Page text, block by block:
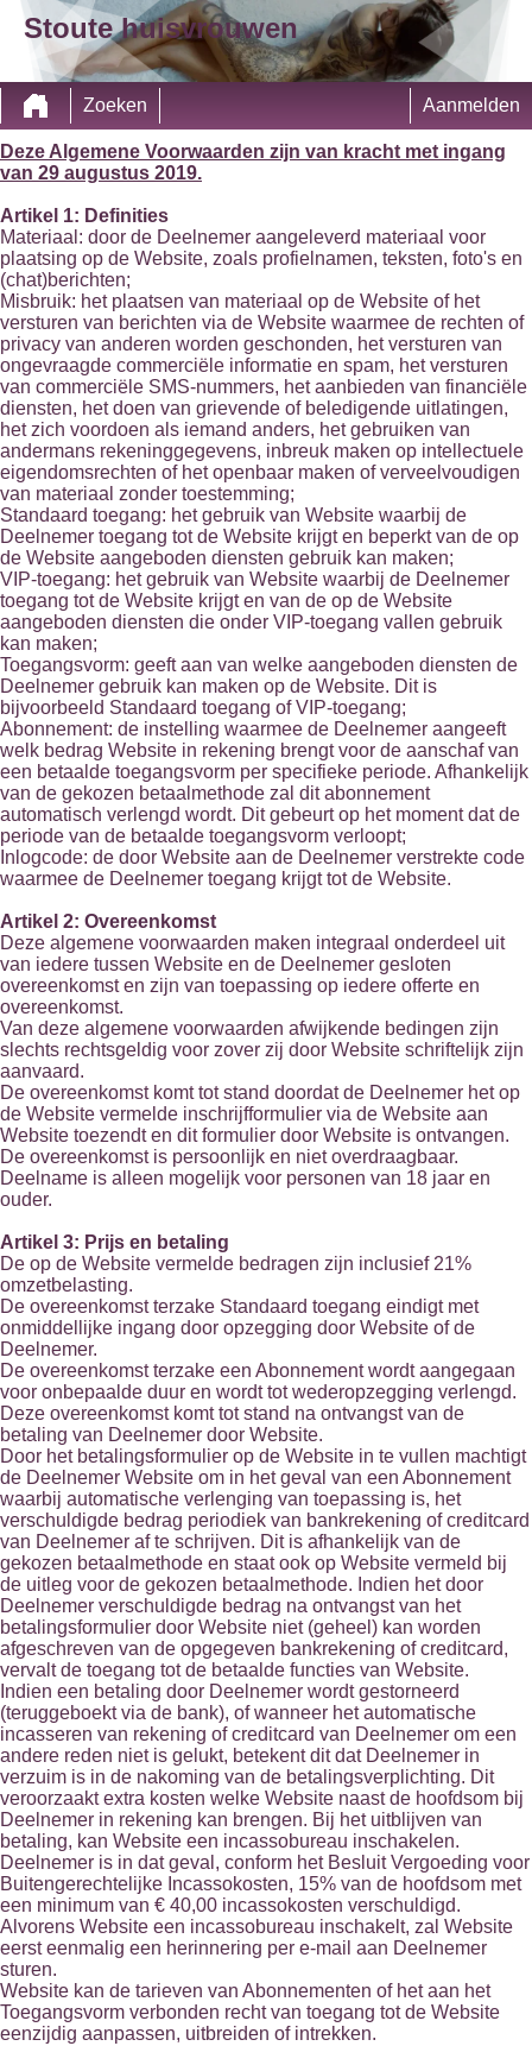
Stoute huisvrouwen
Zoeken Aanmelden
Deze Algemene Voorwaarden zijn van kracht met ingang
van 29 augustus 2019.
Artikel 1: Definities
Materiaal: door de Deelnemer aangeleverd materiaal voor
plaatsing op de Website, zoals profielnamen, teksten, foto's en
(chat)berichten;
Misbruik: het plaatsen van materiaal op de Website of het
versturen van berichten via de Website waarmee de rechten of
privacy van anderen worden geschonden, het versturen van
ongevraagde commerciële informatie en spam, het versturen
van commerciële SMS-nummers, het aanbieden van financiële
diensten, het doen van grievende of beledigende uitlatingen,
het zich voordoen als iemand anders, het gebruiken van
andermans rekeninggegevens, inbreuk maken op intellectuele
eigendomsrechten of het openbaar maken of verveelvoudigen
van materiaal zonder toestemming;
Standaard toegang: het gebruik van Website waarbij de
Deelnemer toegang tot de Website krijgt en beperkt van de op
de Website aangeboden diensten gebruik kan maken;
VIP-toegang: het gebruik van Website waarbij de Deelnemer
toegang tot de Website krijgt en van de op de Website
aangeboden diensten die onder VIP-toegang vallen gebruik
kan maken;
Toegangsvorm: geeft aan van welke aangeboden diensten de
Deelnemer gebruik kan maken op de Website. Dit is
bijvoorbeeld Standaard toegang of VIP-toegang;
Abonnement: de instelling waarmee de Deelnemer aangeeft
welk bedrag Website in rekening brengt voor de aanschaf van
een betaalde toegangsvorm per specifieke periode. Afhankelijk
van de gekozen betaalmethode zal dit abonnement
automatisch verlengd wordt. Dit gebeurt op het moment dat de
periode van de betaalde toegangsvorm verloopt;
Inlogcode: de door Website aan de Deelnemer verstrekte code
waarmee de Deelnemer toegang krijgt tot de Website.
Artikel 2: Overeenkomst
Deze algemene voorwaarden maken integraal onderdeel uit
van iedere tussen Website en de Deelnemer gesloten
overeenkomst en zijn van toepassing op iedere offerte en
overeenkomst.
Van deze algemene voorwaarden afwijkende bedingen zijn
slechts rechtsgeldig voor zover zij door Website schriftelijk zijn
aanvaard.
De overeenkomst komt tot stand doordat de Deelnemer het op
de Website vermelde inschrijfformulier via de Website aan
Website toezendt en dit formulier door Website is ontvangen.
De overeenkomst is persoonlijk en niet overdraagbaar.
Deelname is alleen mogelijk voor personen van 18 jaar en
ouder.
Artikel 3: Prijs en betaling
De op de Website vermelde bedragen zijn inclusief 21%
omzetbelasting.
De overeenkomst terzake Standaard toegang eindigt met
onmiddellijke ingang door opzegging door Website of de
Deelnemer.
De overeenkomst terzake een Abonnement wordt aangegaan
voor onbepaalde duur en wordt tot wederopzegging verlengd.
Deze overeenkomst komt tot stand na ontvangst van de
betaling van Deelnemer door Website.
Door het betalingsformulier op de Website in te vullen machtigt
de Deelnemer Website om in het geval van een Abonnement
waarbij automatische verlenging van toepassing is, het
verschuldigde bedrag periodiek van bankrekening of creditcard
van Deelnemer af te schrijven. Dit is afhankelijk van de
gekozen betaalmethode en staat ook op Website vermeld bij
de uitleg voor de gekozen betaalmethode. Indien het door
Deelnemer verschuldigde bedrag na ontvangst van het
betalingsformulier door Website niet (geheel) kan worden
afgeschreven van de opgegeven bankrekening of creditcard,
vervalt de toegang tot de betaalde functies van Website.
Indien een betaling door Deelnemer wordt gestorneerd
(teruggeboekt via de bank), of wanneer het automatische
incasseren van rekening of creditcard van Deelnemer om een
andere reden niet is gelukt, betekent dit dat Deelnemer in
verzuim is in de nakoming van de betalingsverplichting. Dit
veroorzaakt extra kosten welke Website naast de hoofdsom bij
Deelnemer in rekening kan brengen. Bij het uitblijven van
betaling, kan Website een incassobureau inschakelen.
Deelnemer is in dat geval, conform het Besluit Vergoeding voor
Buitengerechtelijke Incassokosten, 15% van de hoofdsom met
een minimum van € 40,00 incassokosten verschuldigd.
Alvorens Website een incassobureau inschakelt, zal Website
eerst eenmalig een herinnering per e-mail aan Deelnemer
sturen.
Website kan de tarieven van Abonnementen of het aan het
Toegangsvorm verbonden recht van toegang tot de Website
eenzijdig aanpassen, uitbreiden of intrekken.